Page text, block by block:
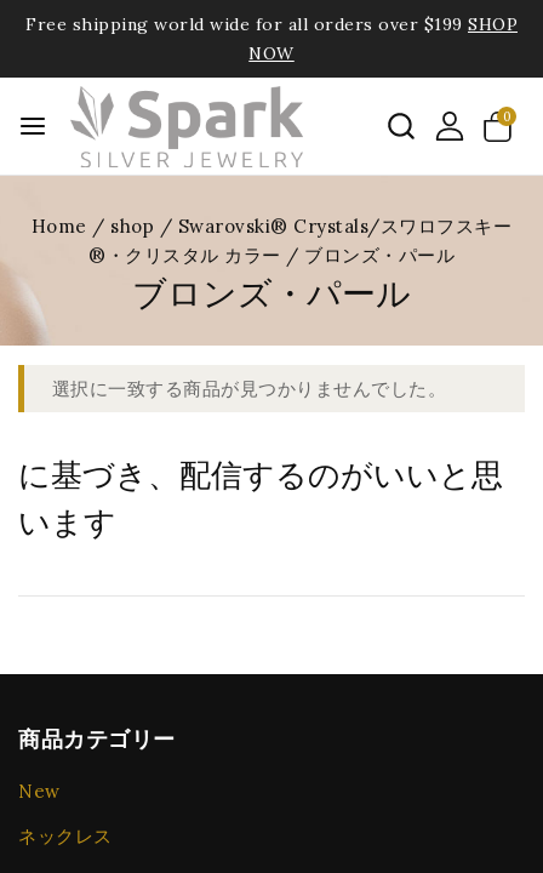
Free shipping world wide for all orders over $199 SHOP
NOW
0
Home / shop / Swarovski® Crystals/スワロフスキー
®・クリスタル カラー / ブロンズ・パール
ブロンズ・パール
選択に一致する商品が見つかりませんでした。
に基づき、配信するのがいいと思
います
商品カテゴリー
New
ネックレス